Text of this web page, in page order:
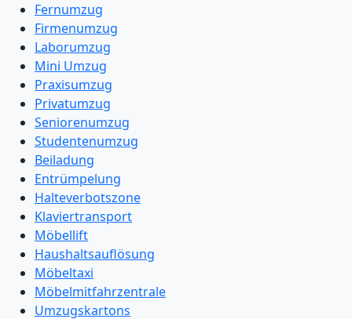
Fernumzug
Firmenumzug
Laborumzug
Mini Umzug
Praxisumzug
Privatumzug
Seniorenumzug
Studentenumzug
Beiladung
Entrümpelung
Halteverbotszone
Klaviertransport
Möbellift
Haushaltsauflösung
Möbeltaxi
Möbelmitfahrzentrale
Umzugskartons